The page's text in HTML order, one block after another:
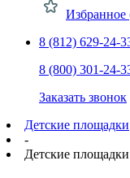
Избранное
8 (812) 629-24-
8 (800) 301-24-
Заказать звонок
Детские площадки
-
Детские